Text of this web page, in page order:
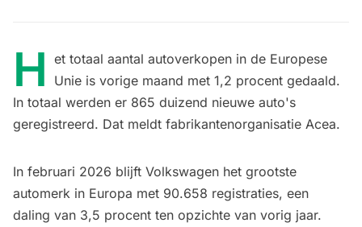
H et totaal aantal autoverkopen in de Europese
Unie is vorige maand met 1,2 procent gedaald.
In totaal werden er 865 duizend nieuwe auto's
geregistreerd. Dat meldt fabrikantenorganisatie Acea.
In februari 2026 blijft Volkswagen het grootste
automerk in Europa met 90.658 registraties, een
daling van 3,5 procent ten opzichte van vorig jaar.